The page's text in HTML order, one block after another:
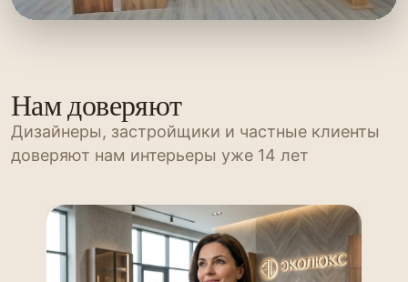
Нам доверяют
Дизайнеры, застройщики и частные клиенты
доверяют нам интерьеры уже 14 лет